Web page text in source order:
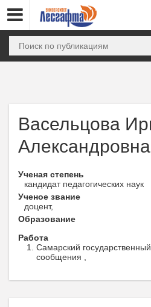
Васельцова
Александровна
Ученая степень
кандидат педагогических наук
Ученое звание
доцент,
Образование
Работа
Самарский
сообщения ,